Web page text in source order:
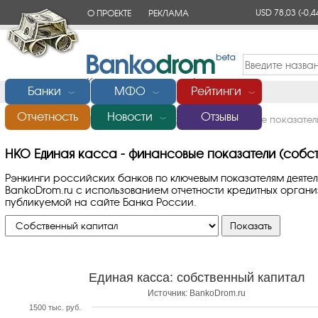
О ПРОЕКТЕ РЕКЛАМА USD 78,03(-
Банки ﹀ МФО ﹀ Рейтинги ﹀
Отчетность Новости ﹀ Отзывы
Главная/Банки России/Единая касса /Финансовые
НКО Единая касса - финансовые показатели
Рэнкинги российских банков по ключевым показателям
BankoDrom.ru с использованием отчетности кредитных
публикуемой на сайте Банка России.
Единая касса: собственный капитал
Источник: BankoDrom.ru
1500 тыс. руб.